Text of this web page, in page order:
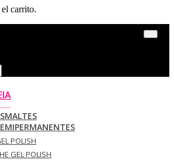
carrito.
POLISH
GEL POLISH